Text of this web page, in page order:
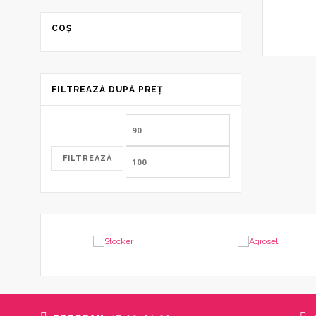
COȘ
FILTREAZĂ DUPĂ PREȚ
FILTREAZĂ